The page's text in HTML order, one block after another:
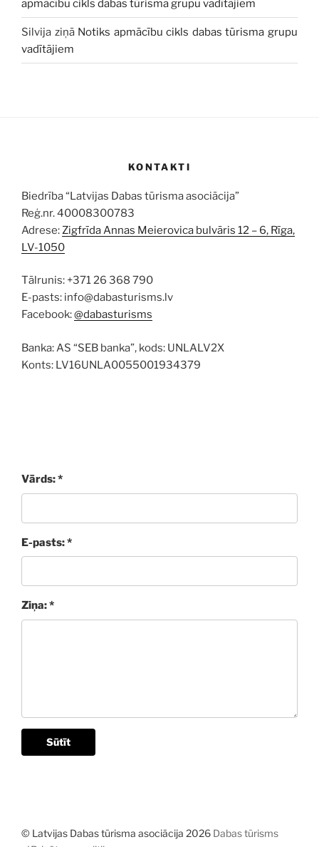
apmācību cikls dabas tūrisma grupu vadītājiem
Silvija ziņā Notiks apmācību cikls dabas tūrisma grupu
vadītājiem
KONTAKTI
Biedrība “Latvijas Dabas tūrisma asociācija”
Reģ.nr. 40008300783
Adrese:Zigfrīda Annas Meierovica bulvāris 12 – 6, Rīga,
LV-1050
Tālrunis: +371 26 368 790
E-pasts: info@dabasturisms.lv
Facebook:@dabasturisms
Banka: AS “SEB banka”, kods: UNLALV2X
Konts: LV16UNLA0055001934379
Vārds: *
E-pasts: *
Ziņa: *
Sūtīt
© Latvijas Dabas tūrisma asociācija 2026 Dabas tūrisms